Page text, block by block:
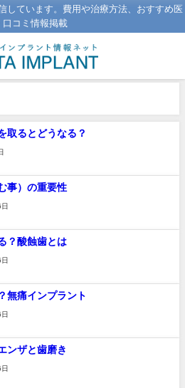
しています。費用や治療方法、おすすめ医
口コミ情報掲載
取るとどうなる？
事）の重要性
？酸蝕歯とは
無痛インプラント
ンザと歯磨き